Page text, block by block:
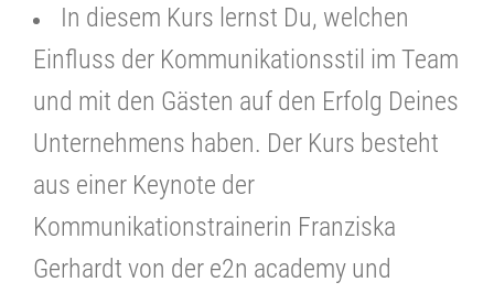
In diesem Kurs lernst Du, welchen
Einfluss der Kommunikationsstil im Team
und mit den Gästen auf den Erfolg Deines
Unternehmens haben. Der Kurs besteht
aus einer Keynote der
Kommunikationstrainerin Franziska
Gerhardt von der e2n academy und